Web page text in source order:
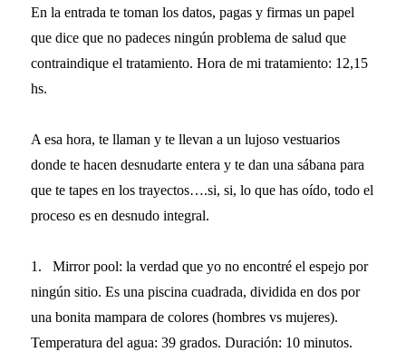
En la entrada te toman los datos, pagas y firmas un papel
que dice que no padeces ningún problema de salud que
contraindique el tratamiento. Hora de mi tratamiento: 12,15
hs.
A esa hora, te llaman y te llevan a un lujoso vestuarios
donde te hacen desnudarte entera y te dan una sábana para
que te tapes en los trayectos….si, si, lo que has oído, todo el
proceso es en desnudo integral.
1.
Mirror pool: la verdad que yo no encontré el espejo por
ningún sitio. Es una piscina cuadrada, dividida en dos por
una bonita mampara de colores (hombres vs mujeres).
Temperatura del agua: 39 grados. Duración: 10 minutos.